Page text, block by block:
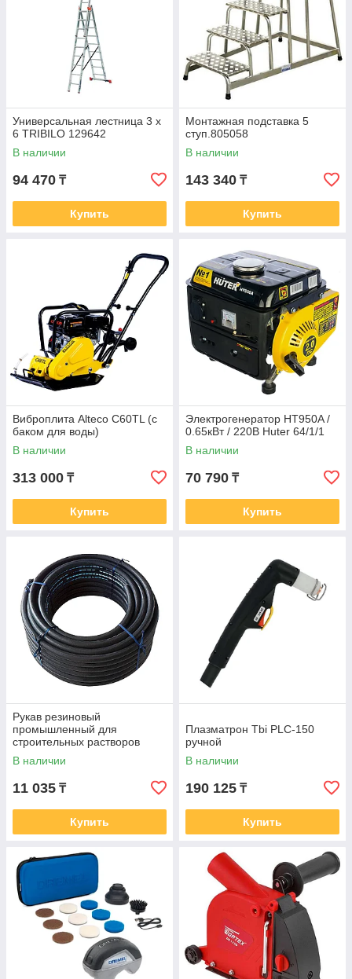
Универсальная лестница 3 х
6 TRIBILO 129642
В наличии
94 470 ₸
Купить
Монтажная подставка 5
ступ.805058
В наличии
143 340 ₸
Купить
Виброплита Alteco C60TL (с
баком для воды)
В наличии
313 000 ₸
Купить
Электрогенератор HT950A /
0.65кВт / 220В Huter 64/1/1
В наличии
70 790 ₸
Купить
Рукав резиновый
промышленный для
строительных растворов
SEMPERIT SM40 50х8мм 1м
В наличии
11 035 ₸
Купить
Плазматрон Tbi PLC-150
ручной
В наличии
190 125 ₸
Купить